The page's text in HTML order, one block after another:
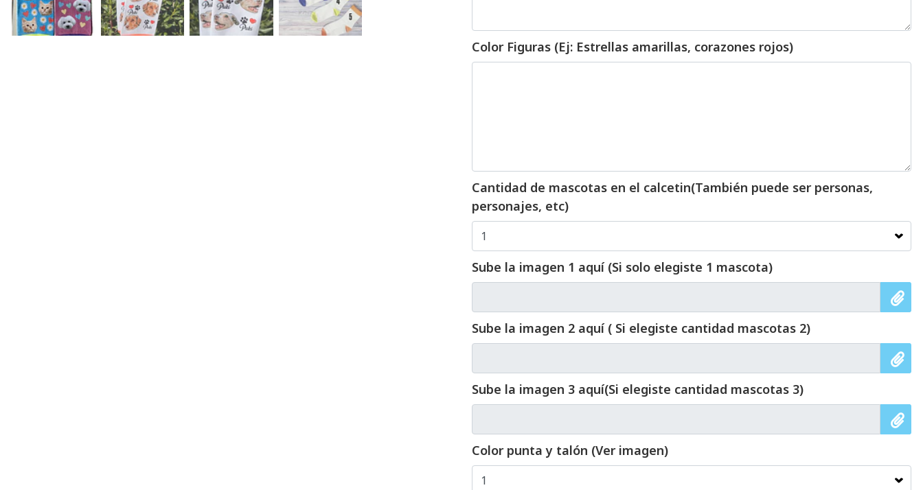
Color Figuras (Ej: Estrellas amarillas, corazones rojos)
Cantidad de mascotas en el calcetin(También puede ser personas,
personajes, etc)
Sube la imagen 1 aquí (Si solo elegiste 1 mascota)
Sube la imagen 2 aquí ( Si elegiste cantidad mascotas 2)
Sube la imagen 3 aquí(Si elegiste cantidad mascotas 3)
Color punta y talón (Ver imagen)